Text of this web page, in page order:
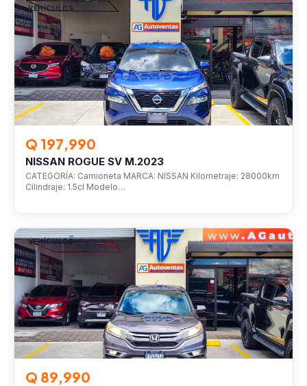
VEHÍCULOS
Q 197,990
NISSAN ROGUE SV M.2023
CATEGORÍA: Camioneta MARCA: NISSAN Kilometraje: 28000km
Cilindraje: 1.5cl Modelo…
VEHÍCULOS
Q 89,990